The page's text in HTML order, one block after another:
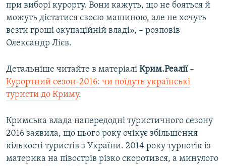
при виборі курорту. Вони кажуть, що не бояться й
можуть дістатися своєю машиною, але не хочуть
везти гроші окупаційній владі», – розповів
Олександр Лієв.
Детальніше читайте в матеріалі Крим.Реалії–
Курортний сезон-2016: чи поїдуть українські
туристи до Криму.
Кримська влада напередодні туристичного сезону
2016 заявила, що цього року очікує збільшення
кількості туристів з України. 2014 року турпотік із
материка на півострів різко скоротився, а минулого